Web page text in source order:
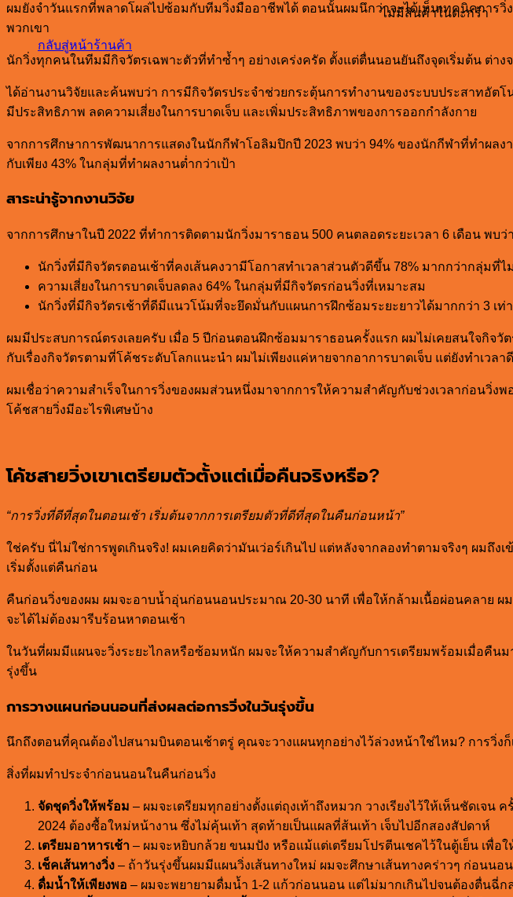
ไม่มีสินค้าในตะกร้า
กลับสู่หน้าร้านค้า
ผมยังจำวันแรกที่พลาดโผล่ไปซ้อมกับทีมวิ่งมืออาชีพได้ ตอนนั้นผมนึกว่าจะได้เห็นเทคนิคการวิ่
พวกเขา
นักวิ่งทุกคนในทีมมีกิจวัตรเฉพาะตัวที่ทำซ้ำๆ อย่างเคร่งครัด ตั้งแต่ตื่นนอนยันถึงจุดเริ่มต้น ต่าง
ได้อ่านงานวิจัยและค้นพบว่า การมีกิจวัตรประจำช่วยกระตุ้นการทำงานของระบบประสาทอัต
มีประสิทธิภาพ ลดความเสี่ยงในการบาดเจ็บ และเพิ่มประสิทธิภาพของการออกกำลังกาย
จากการศึกษาการพัฒนาการแสดงในนักกีฬาโอลิมปิกปี 2023 พบว่า 94% ของนักกีฬาที่ทำผลง
กับเพียง 43% ในกลุ่มที่ทำผลงานต่ำกว่าเป้า
สาระน่ารู้จากงานวิจัย
จากการศึกษาในปี 2022 ที่ทำการติดตามนักวิ่งมาราธอน 500 คนตลอดระยะเวลา 6 เดือน พบว่า
นักวิ่งที่มีกิจวัตรตอนเช้าที่คงเส้นคงวามีโอกาสทำเวลาส่วนตัวดีขึ้น 78% มากกว่ากลุ่มที่ไ
ความเสี่ยงในการบาดเจ็บลดลง 64% ในกลุ่มที่มีกิจวัตรก่อนวิ่งที่เหมาะสม
นักวิ่งที่มีกิจวัตรเช้าที่ดีมีแนวโน้มที่จะยึดมั่นกับแผนการฝึกซ้อมระยะยาวได้มากกว่า 3 เท่า
ผมมีประสบการณ์ตรงเลยครับ เมื่อ 5 ปีก่อนตอนฝึกซ้อมมาราธอนครั้งแรก ผมไม่เคยสนใจกิจวัต
กับเรื่องกิจวัตรตามที่โค้ชระดับโลกแนะนำ ผมไม่เพียงแค่หายจากอาการบาดเจ็บ แต่ยังทำเวลา
ผมเชื่อว่าความสำเร็จในการวิ่งของผมส่วนหนึ่งมาจากการให้ความสำคัญกับช่วงเวลาก่อนวิ่งพ
โค้ชสายวิ่งมีอะไรพิเศษบ้าง
โค้ชสายวิ่งเขาเตรียมตัวตั้งแต่เมื่อคืนจริงหรือ?
“การวิ่งที่ดีที่สุดในตอนเช้า เริ่มต้นจากการเตรียมตัวที่ดีที่สุดในคืนก่อนหน้า”
ใช่ครับ นี่ไม่ใช่การพูดเกินจริง! ผมเคยคิดว่ามันเว่อร์เกินไป แต่หลังจากลองทำตามจริงๆ ผมถึง
เริ่มตั้งแต่คืนก่อน
คืนก่อนวิ่งของผม ผมจะอาบน้ำอุ่นก่อนนอนประมาณ 20-30 นาที เพื่อให้กล้ามเนื้อผ่อนคลาย ผ
จะได้ไม่ต้องมารีบร้อนหาตอนเช้า
ในวันที่ผมมีแผนจะวิ่งระยะไกลหรือซ้อมหนัก ผมจะให้ความสำคัญกับการเตรียมพร้อมเมื่อคืน
รุ่งขึ้น
การวางแผนก่อนนอนที่ส่งผลต่อการวิ่งในวันรุ่งขึ้น
นึกถึงตอนที่คุณต้องไปสนามบินตอนเช้าตรู่ คุณจะวางแผนทุกอย่างไว้ล่วงหน้าใช่ไหม? การวิ่งก็
สิ่งที่ผมทำประจำก่อนนอนในคืนก่อนวิ่ง
จัดชุดวิ่งให้พร้อม – ผมจะเตรียมทุกอย่างตั้งแต่ถุงเท้าถึงหมวก วางเรียงไว้ให้เห็นชัดเจน
2024 ต้องซื้อใหม่หน้างาน ซึ่งไม่คุ้นเท้า สุดท้ายเป็นแผลที่ส้นเท้า เจ็บไปอีกสองสัปดาห์
เตรียมอาหารเช้า – ผมจะหยิบกล้วย ขนมปัง หรือแม้แต่เตรียมโปรตีนเชคไว้ในตู้เย็น เพื่อ
เช็คเส้นทางวิ่ง – ถ้าวันรุ่งขึ้นผมมีแผนวิ่งเส้นทางใหม่ ผมจะศึกษาเส้นทางคร่าวๆ ก่อนนอ
ดื่มน้ำให้เพียงพอ – ผมจะพยายามดื่มน้ำ 1-2 แก้วก่อนนอน แต่ไม่มากเกินไปจนต้องตื่นฉี่ก